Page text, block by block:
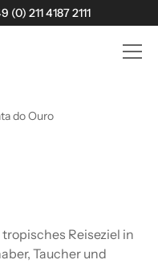
(0) 211 4187 2111
do Ouro
Reiseziel in
Taucher und